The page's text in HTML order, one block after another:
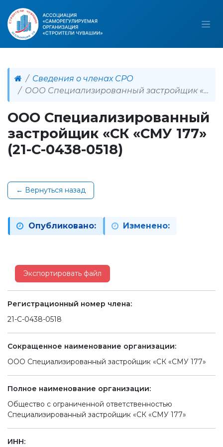
Сведения о членах СРО
ООО Специализированный застройщик «СК «СМУ 177» (21-С-0438-0518)
ООО Специализированный
застройщик «СК «СМУ 177»
(21-С-0438-0518)
← Вернуться назад
Опубликовано: Изменено:
Экспортировать файл
Регистрационный номер члена:
21-С-0438-0518
Сокращенное наименование организации:
ООО Специализированный застройщик «СК «СМУ 177»
Полное наименование организации:
Общество с ограниченной ответственностью
Специализированный застройщик «СК «СМУ 177»
ИНН: